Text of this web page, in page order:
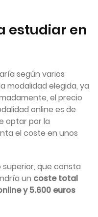
estudiar en
según varios
modalidad elegida, ya
el precio
online es de
optar por la
el coste en unos
que consta
un coste total
y 5.600 euros